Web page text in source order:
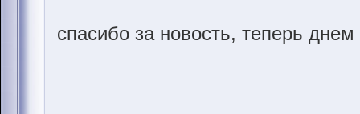
спасибо за новость, теперь